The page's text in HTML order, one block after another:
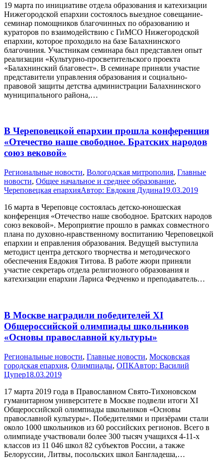
19 марта по инициативе отдела образования и катехизации
Нижегородской епархии состоялось выездное совещание-
семинар помощников благочинных по образованию и
кураторов по взаимодействию с ГиМСО Нижегородской
епархии, которое проходило на базе Балахнинского
благочиния. Участникам семинара был представлен опыт
реализации «Культурно-просветительского проекта
«Балахнинский благовест». В семинаре приняли участие
представители управления образования и социально-
правовой защиты детства администрации Балахнинского
муниципального района,…
В Череповецкой епархии прошла конференция
«Отечество наше свободное. Братских народов
союз вековой»
Pегиональные новости, Вологодская митрополия, Главные
новости, Общее начальное и среднее образование,
Череповецкая епархияАвтор: Евдокия Дудина19.03.2019
16 марта в Череповце состоялась детско-юношеская
конференция «Отечество наше свободное. Братских народов
союз вековой». Мероприятие прошло в рамках совместного
плана по духовно-нравственному воспитанию Череповецкой
епархии и eправления образования. Ведущей выступила
методист центра детского творчества и методического
обеспечения Евдокия Титова. В работе жюри приняли
участие секретарь отдела религиозного образования и
катехизации епархии Лариса Федченко и преподаватель…
В Москве наградили победителей XI
Общероссийской олимпиады школьников
«Основы православной культуры»
Pегиональные новости, Главные новости, Московская
городская епархия, Олимпиады, ОПКАвтор: Василий
Цупер18.03.2019
17 марта 2019 года в Православном Свято-Тихоновском
гуманитарном университете в Москве подвели итоги XI
Общероссийской олимпиады школьников «Основы
православной культуры». Победителями и призёрами стали
около 1000 школьников из 60 российских регионов. Всего в
олимпиаде участвовали более 300 тысяч учащихся 4-11-х
классов из 11 046 школ 82 субъектов России, а также
Белоруссии, Литвы, посольских школ Бангладеша,…